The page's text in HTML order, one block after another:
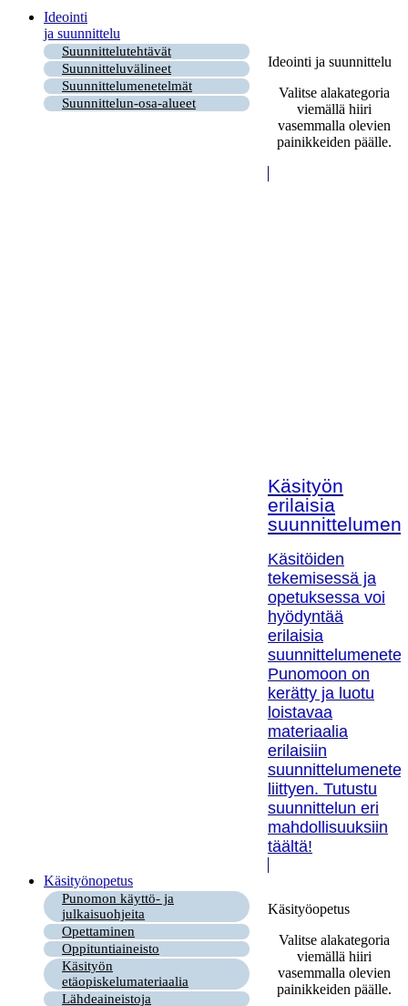
Ideointi
ja suunnittelu
Suunnittelutehtävät
Suunnitteluvälineet
Suunnittelumenetelmät
Suunnittelun-osa-alueet
Ideointi ja suunnittelu
Valitse alakategoria
viemällä hiiri
vasemmalla olevien
painikkeiden päälle.
Käsityön
erilaisia
Käsitöiden
tekemisessä ja
opetuksessa voi
hyödyntää
erilaisia
Punomoon on
kerätty ja luotu
loistavaa
materiaalia
erilaisiin
liittyen. Tutustu
suunnittelun eri
mahdollisuuksiin
täältä!
Käsityönopetus
Punomon käyttö- ja
julkaisuohjeita
Opettaminen
Oppituntiaineisto
Käsityön
etäopiskelumateriaalia
Lähdeaineistoja
Käsityöopetus
Valitse alakategoria
viemällä hiiri
vasemmalla olevien
painikkeiden päälle.